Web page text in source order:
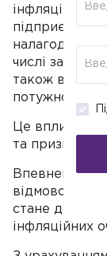
інфляційних
підприємців,
числі за
також вплине
потужностей.
Це вплине на
та призведе
Впевнена
відмовою від
стане
інфляційних